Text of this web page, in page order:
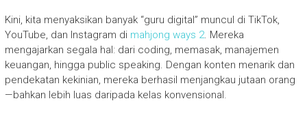
Kini, kita menyaksikan banyak “guru digital” muncul di TikTok,
YouTube, dan Instagram di mahjong ways 2. Mereka
mengajarkan segala hal: dari coding, memasak, manajemen
keuangan, hingga public speaking. Dengan konten menarik dan
pendekatan kekinian, mereka berhasil menjangkau jutaan orang
—bahkan lebih luas daripada kelas konvensional.